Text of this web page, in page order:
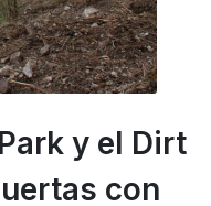
y el Dirt
con